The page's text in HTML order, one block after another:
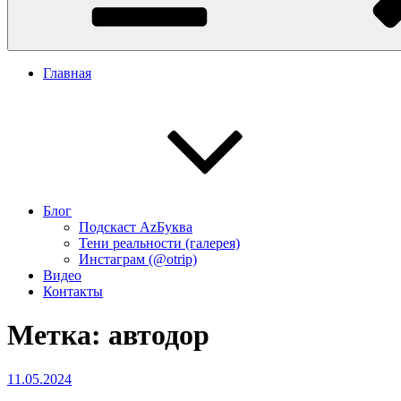
Главная
Блог
Подскаст АzБуква
Тени реальности (галерея)
Инстаграм (@otrip)
Видео
Контакты
Метка: автодор
Опубликовано
11.05.2024